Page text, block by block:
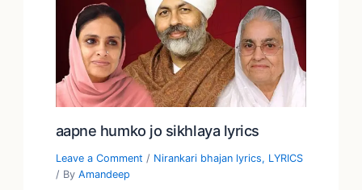
aapne humko jo sikhlaya lyrics
Leave a Comment / Nirankari bhajan lyrics, LYRICS
/ By Amandeep